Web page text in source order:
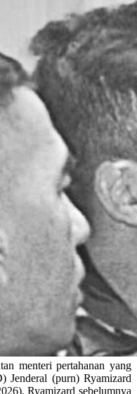
menteri pertahanan yang
(purn) Ryamizard
Ryamizard sebelumnya